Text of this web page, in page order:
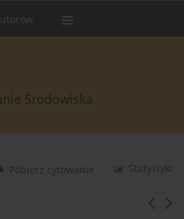
Środowiska
Statystyki
Pobierz cytowanie